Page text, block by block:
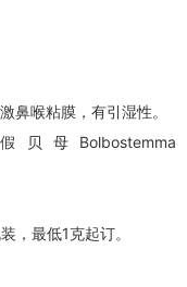
鼻喉粘膜，有引湿性。
母Bolbostemma
，最低1克起订。